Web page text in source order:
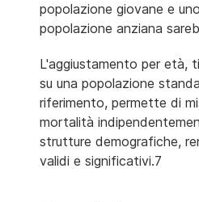
popolazione giovane e
popolazione anziana
L'aggiustamento per età,
su una popolazione
riferimento, permette di
mortalità
strutture demografiche,
validi e significativi.7